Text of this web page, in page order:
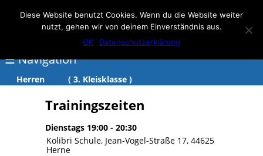
Elmar Herne 22
100% Handball
☰ Navigation
Herren ( 3. Kleisklasse )
Trainingszeiten
Dienstags 19:00 - 20:30
Kolibri Schule, Jean-Vogel-Straße 17, 44625
Herne
Diese Website benutzt Cookies. Wenn du die Website weiter
nutzt, gehen wir von deinem Einverständnis aus.
OK
Datenschutzerklärung